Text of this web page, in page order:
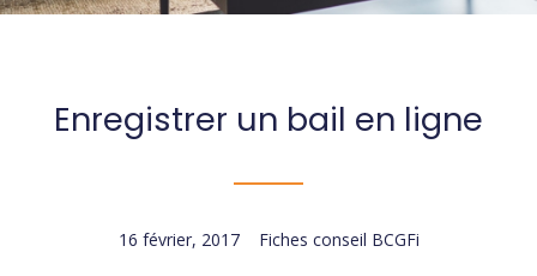
Enregistrer un bail en ligne
16 février, 2017 Fiches conseil BCGFi